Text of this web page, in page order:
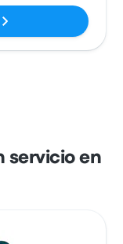
servicio en